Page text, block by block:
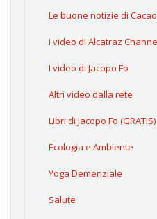
Le buone notizie di Cacao
I video di Alcatraz
I video di Jacopo Fo
Altri video dalla rete
Libri di Jacopo Fo (GRATIS)
Ecologia e Ambiente
Yoga Demenziale
Salute